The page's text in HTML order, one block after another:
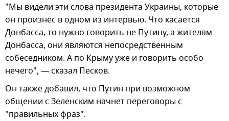
"Мы видели эти слова президента Украины, которые
он произнес в одном из интервью. Что касается
Донбасса, то нужно говорить не Путину, а жителям
Донбасса, они являются непосредственным
собеседником. А по Крыму уже и говорить особо
нечего", — сказал Песков.
Он также добавил, что Путин при возможном
общении с Зеленским начнет переговоры с
"правильных фраз".